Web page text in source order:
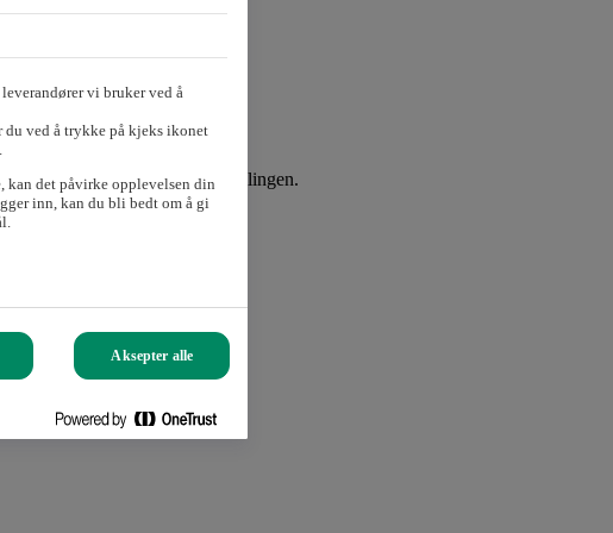
som delegat til generalforsamlingen.
vi bruker ved å
du ved å trykke på kjeks ikonet
kan det påvirke opplevelsen din
inn, kan du bli bedt om å gi
Aksepter alle